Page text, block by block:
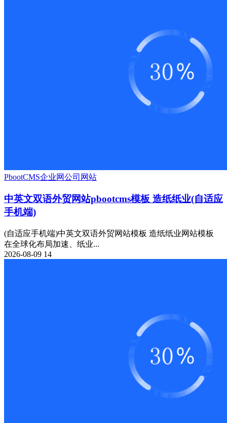
PbootCMS企业网公司网站
中英文双语外贸网站pbootcms模板 造纸纸业(自适应
手机端)
(自适应手机端)中英文双语外贸网站模板 造纸纸业网站模板
在全球化布局加速、纸业...
2026-08-09 14